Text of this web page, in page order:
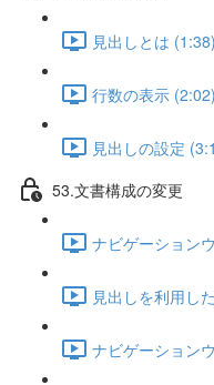
見出しとは (1:38)
行数の表示 (2:02)
見出しの設定
53.文書構成の変更
ナビゲーション
見出しを利用し
ナビゲーション